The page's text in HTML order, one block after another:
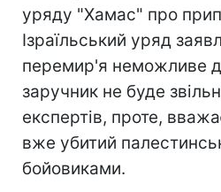
уряду "Хамас" про
Ізраїльський уряд
перемир'я неможливе
заручник не буде
експертів, проте,
вже убитий
бойовиками.